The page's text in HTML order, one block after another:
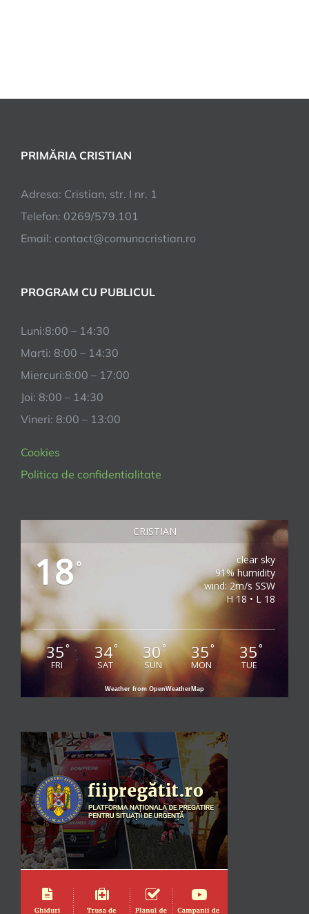
PRIMĂRIA CRISTIAN
Adresa: Cristian, str. I nr. 1
Telefon: 0269/579.101
Email: contact@comunacristian.ro
PROGRAM CU PUBLICUL
Luni:8:00 – 14:30
Marti: 8:00 – 14:30
Miercuri:8:00 – 17:00
Joi: 8:00 – 14:30
Vineri: 8:00 – 13:00
Cookies
Politica de confidentialitate
CRISTIAN
18°
clear sky
91% humidity
wind: 2m/s SSW
H 18 • L 18
35°
FRI
34°
SAT
30°
SUN
35°
MON
35°
TUE
Weather from OpenWeatherMap